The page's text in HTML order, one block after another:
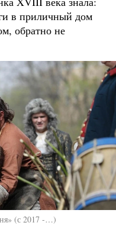
в приличный дом
обратно не
(с 2017 -…)